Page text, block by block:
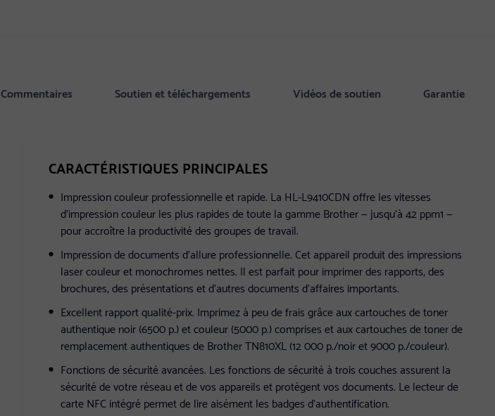
Commentaires Soutien et téléchargements Vidéos de soutien Garantie
CARACTÉRISTIQUES PRINCIPALES
Impression couleur professionnelle et rapide. La HL-L9410CDN offre les vitesses
d’impression couleur les plus rapides de toute la gamme Brother — jusqu’à 42 ppm1 —
pour accroître la productivité des groupes de travail.
Impression de documents d’allure professionnelle. Cet appareil produit des impressions
laser couleur et monochromes nettes. Il est parfait pour imprimer des rapports, des
brochures, des présentations et d’autres documents d’affaires importants.
Excellent rapport qualité-prix. Imprimez à peu de frais grâce aux cartouches de toner
authentique noir (6500 p.) et couleur (5000 p.) comprises et aux cartouches de toner de
remplacement authentiques de Brother TN810XL (12 000 p./noir et 9000 p./couleur).
Fonctions de sécurité avancées. Les fonctions de sécurité à trois couches assurent la
sécurité de votre réseau et de vos appareils et protègent vos documents. Le lecteur de
carte NFC intégré permet de lire aisément les badges d’authentification.